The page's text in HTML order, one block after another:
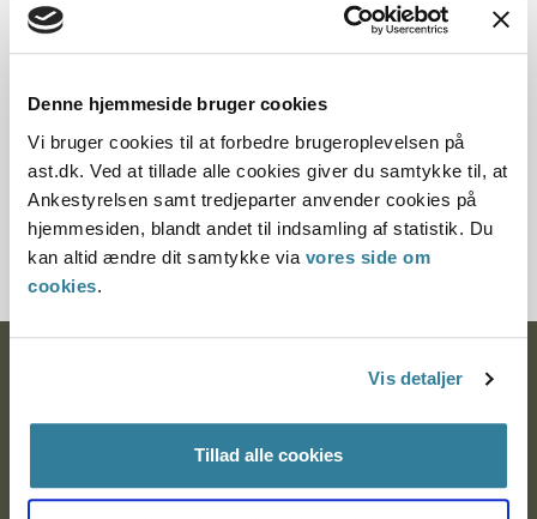
Denne hjemmeside bruger cookies
Vi bruger cookies til at forbedre brugeroplevelsen på
ast.dk. Ved at tillade alle cookies giver du samtykke til, at
Ankestyrelsen samt tredjeparter anvender cookies på
hjemmesiden, blandt andet til indsamling af statistik. Du
kan altid ændre dit samtykke via vores side om
cookies.
Vis detaljer
Tillad alle cookies
10.07.2013
Journalnummer
2100247-10
Postadresse:
9000 Aalborg